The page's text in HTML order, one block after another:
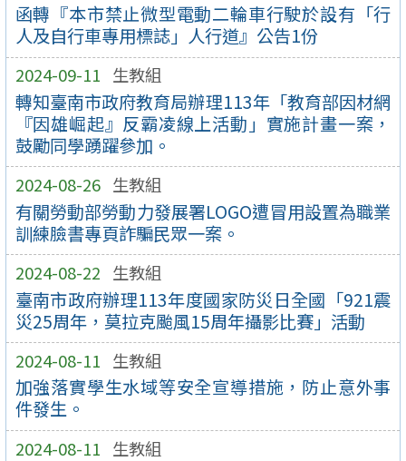
函轉『本市禁止微型電動二輪車行駛於設有「行
人及自行車專用標誌」人行道』公告1份
2024-09-11 生教組
轉知臺南市政府教育局辦理113年「教育部因材網
『因雄崛起』反霸凌線上活動」實施計畫一案，
鼓勵同學踴躍參加。
2024-08-26 生教組
有關勞動部勞動力發展署LOGO遭冒用設置為職業
訓練臉書專頁詐騙民眾一案。
2024-08-22 生教組
臺南市政府辦理113年度國家防災日全國「921震
災25周年，莫拉克颱風15周年攝影比賽」活動
2024-08-11 生教組
加強落實學生水域等安全宣導措施，防止意外事
件發生。
2024-08-11 生教組